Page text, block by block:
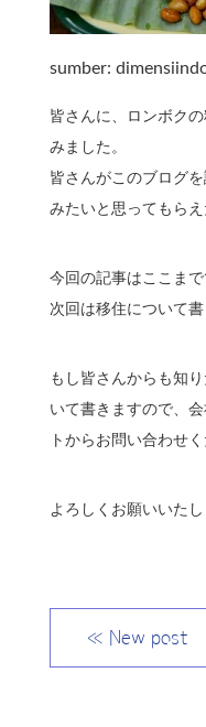
sumber:
皆さんに、ロンボク
みました。
皆さんがこのブログ
みたいと思ってもらえ
今回の記事はここまで
次回は移住について書
もし皆さんからも知
いて書きますので、
トからお問い合わせく
よろしくお願いいたし
≪ New post